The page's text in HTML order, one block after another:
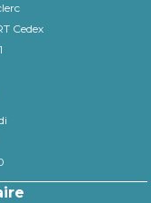
Cedex